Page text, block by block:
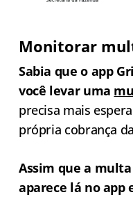
Monitorar
Sabia que o app
você levar uma
precisa mais
própria cobrança
Assim que a
aparece lá no app